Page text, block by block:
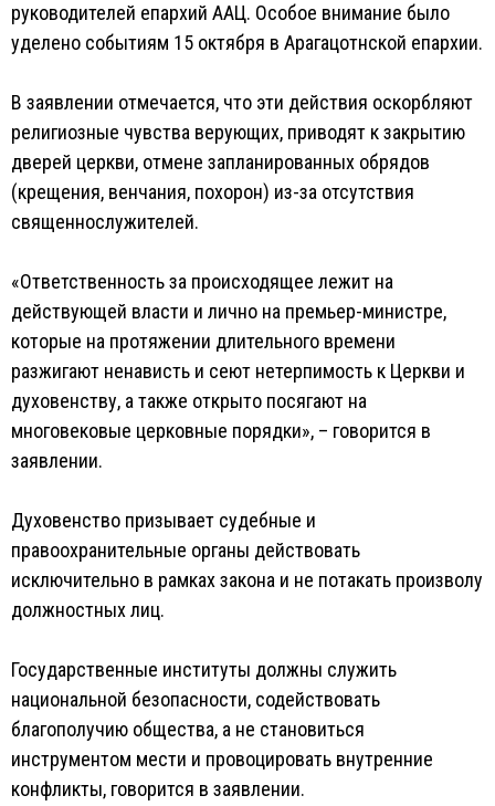
руководителей епархий ААЦ. Особое внимание было
уделено событиям 15 октября в Арагацотнской епархии.
В заявлении отмечается, что эти действия оскорбляют
религиозные чувства верующих, приводят к закрытию
дверей церкви, отмене запланированных обрядов
(крещения, венчания, похорон) из-за отсутствия
священнослужителей.
«Ответственность за происходящее лежит на
действующей власти и лично на премьер-министре,
которые на протяжении длительного времени
разжигают ненависть и сеют нетерпимость к Церкви и
духовенству, а также открыто посягают на
многовековые церковные порядки», – говорится в
заявлении.
Духовенство призывает судебные и
правоохранительные органы действовать
исключительно в рамках закона и не потакать произволу
должностных лиц.
Государственные институты должны служить
национальной безопасности, содействовать
благополучию общества, а не становиться
инструментом мести и провоцировать внутренние
конфликты, говорится в заявлении.